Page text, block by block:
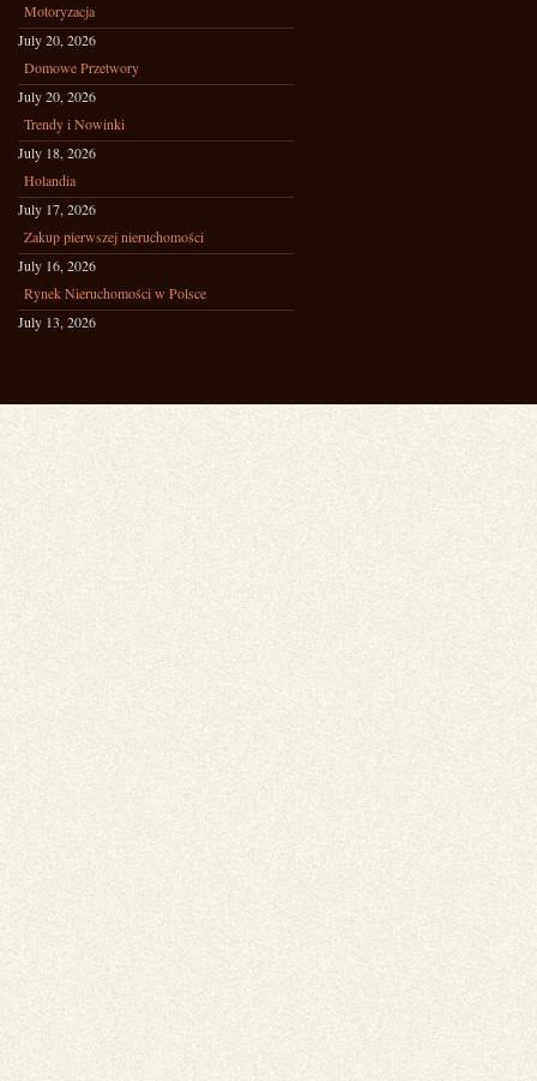
Motoryzacja
July 20, 2026
Domowe Przetwory
July 20, 2026
Trendy i Nowinki
July 18, 2026
Holandia
July 17, 2026
Zakup pierwszej nieruchomości
July 16, 2026
Rynek Nieruchomości w Polsce
July 13, 2026